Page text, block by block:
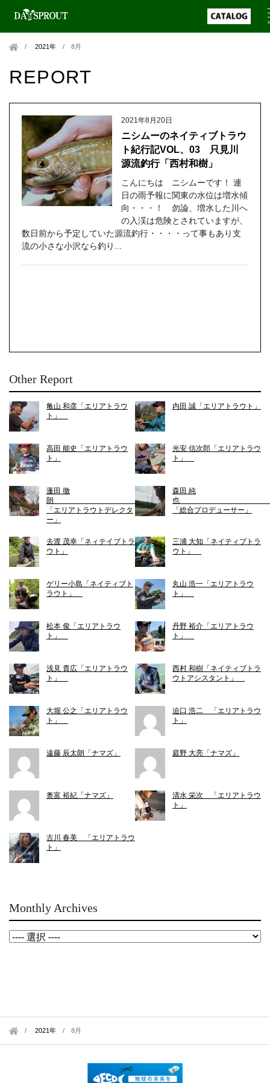
2021年 /8月
REPORT
2021年8月20日
ニシムーのネイティブトラウ
ト紀行記VOL、03 只見川
源流釣行「西村和樹」
こんにちは ニシムーです！ 連
日の雨予報に関東の水位は増水傾
向・・・！ 勿論、増水した川へ
の入渓は危険とされていますが、
数日前から予定していた源流釣行・・・・って事もあり支
流の小さな小沢なら釣り...
Other Report
亀山 和彦「エリアトラウ
ト」
内田 誠「エリアトラウト」
高田 能史「エリアトラウ
ト」
光安 信次郎「エリアトラウ
ト」
蓬田 徹
朗
「エリアトラウトデレクタ
ー」
森田 純
「総合プロデューサー」
去渡 茂幸「ネィテイブトラ
ウト」
三浦 大知「ネイティブトラ
ウト」
ゲリー小島「ネイティブト
ラウト」
丸山 浩一「エリアトラウ
ト」
松本 俊「エリアトラウ
ト」
丹野 裕介「エリアトラウ
ト」
浅見 貴広「エリアトラウ
ト」
西村 和樹「ネイティブトラ
ウトアシスタント」
大堀 公之「エリアトラウ
ト」
迫口 浩二 「エリアトラウ
ト」
遠藤 辰太朗「ナマズ」 庭野 大亮「ナマズ」
奥富 裕紀「ナマズ」
清水 栄次 「エリアトラウ
ト」
古川 春美 「エリアトラウ
ト」
Monthly Archives
2021年 /8月